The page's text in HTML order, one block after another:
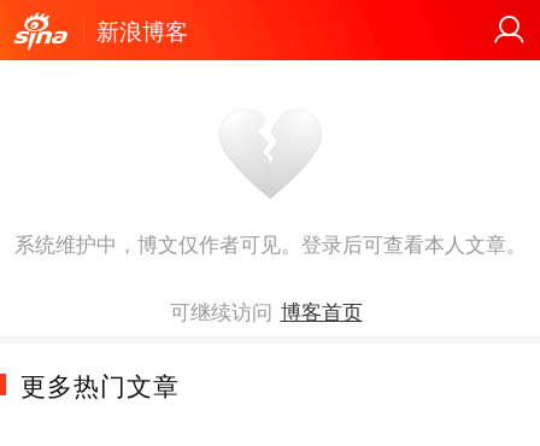
新浪博客
系统维护中，博文仅作者可见。登录后可查看本人文章。
可继续访问 博客首页
更多热门文章